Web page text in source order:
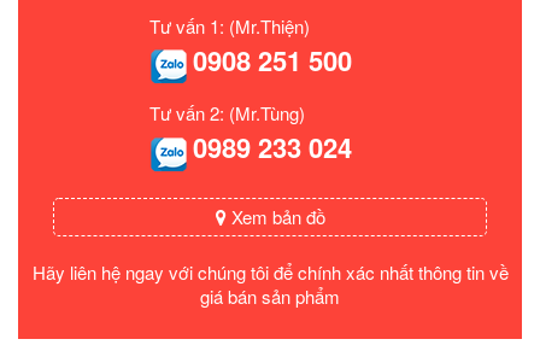
Tư vấn 1: (Mr.Thiện)
0908 251 500
Tư vấn 2: (Mr.Tùng)
0989 233 024
Xem bản đồ
Hãy liên hệ ngay với chúng tôi để chính xác nhất thông tin về
giá bán sản phẩm